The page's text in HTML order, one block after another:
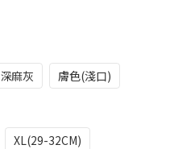
深麻灰 膚色(淺口)
XL(29-32CM)